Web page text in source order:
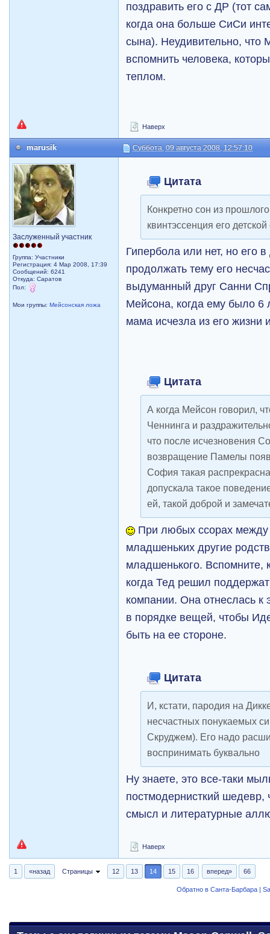
поздравить его с ДР (тот
когда она больше СиСи
сына). Неудивительно, что
вспомнить человека,
теплом.
Наверх
marusik Суббота, 09 августа 2008, 12:57:10
Заслуженный участник
Группа: Участники
Регистрация: 4 Мар 2008, 17:39
Сообщений: 6241
Откуда: Саратов
Пол:
Мои группы:Мейсонская ложа
Цитата
Конкретно сон из
квинтэссенция его
Гипербола или нет, но его
продолжать тему его
выдуманный друг Санни
Мейсона, когда ему было 6
мама исчезла из его
Цитата
А когда Мейсон говорил,
Ченнинга и
что после исчезновения
возвращение Памелы
София такая
допускала такое
ей, такой доброй и
При любых ссорах
младшеньких другие
младшенького. Вспомните,
когда Тед решил
компании. Она отнеслась к
в порядке вещей, чтобы
быть на ее стороне.
Цитата
И, кстати, пародия на
несчастных понукаемых
Скруджем). Его надо
воспринимать буквально
Ну знаете, это все-таки
постмодернисткий шедевр,
смысл и литературные
Наверх
1 «назад Страницы 12 13 14 15 16 вперед» 66
Обратно в Санта-Барбара |